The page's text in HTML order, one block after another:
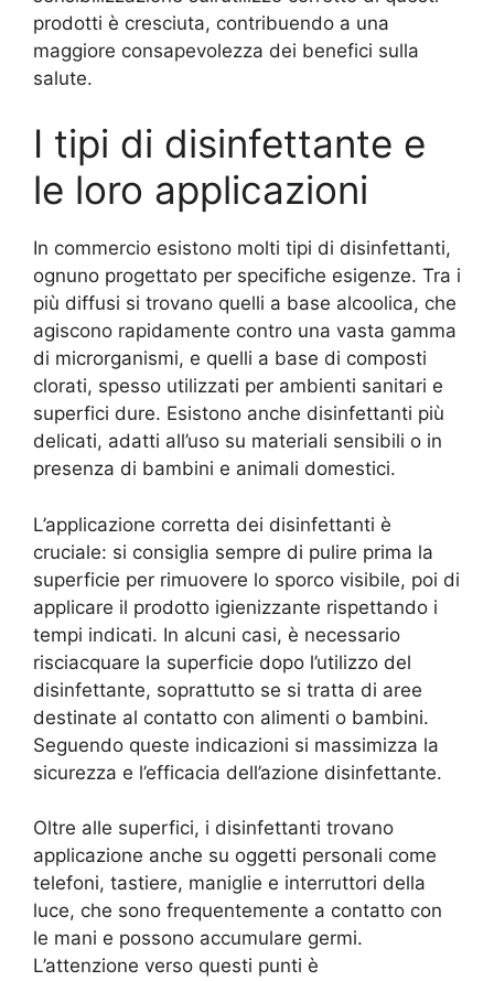
prodotti è cresciuta, contribuendo a una
maggiore consapevolezza dei benefici sulla
salute.
I tipi di disinfettante e
le loro applicazioni
In commercio esistono molti tipi di disinfettanti,
ognuno progettato per specifiche esigenze. Tra i
più diffusi si trovano quelli a base alcoolica, che
agiscono rapidamente contro una vasta gamma
di microrganismi, e quelli a base di composti
clorati, spesso utilizzati per ambienti sanitari e
superfici dure. Esistono anche disinfettanti più
delicati, adatti all’uso su materiali sensibili o in
presenza di bambini e animali domestici.
L’applicazione corretta dei disinfettanti è
cruciale: si consiglia sempre di pulire prima la
superficie per rimuovere lo sporco visibile, poi di
applicare il prodotto igienizzante rispettando i
tempi indicati. In alcuni casi, è necessario
risciacquare la superficie dopo l’utilizzo del
disinfettante, soprattutto se si tratta di aree
destinate al contatto con alimenti o bambini.
Seguendo queste indicazioni si massimizza la
sicurezza e l’efficacia dell’azione disinfettante.
Oltre alle superfici, i disinfettanti trovano
applicazione anche su oggetti personali come
telefoni, tastiere, maniglie e interruttori della
luce, che sono frequentemente a contatto con
le mani e possono accumulare germi.
L’attenzione verso questi punti è